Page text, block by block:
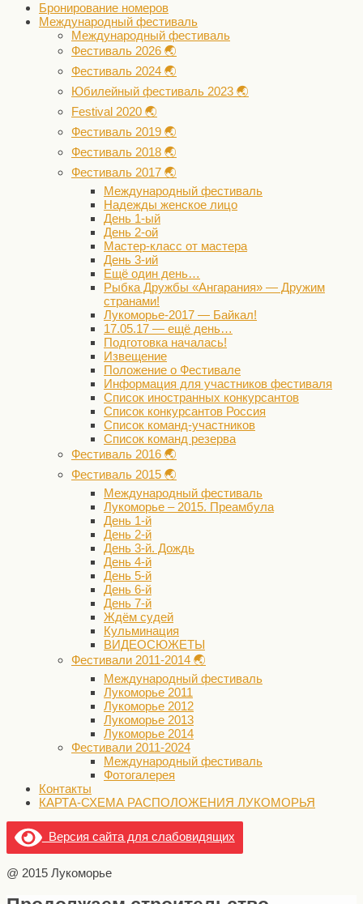
Бронирование номеров
Международный фестиваль
Международный фестиваль
Фестиваль 2026 🌏
Фестиваль 2024 🌏
Юбилейный фестиваль 2023 🌏
Festival 2020 🌏
Фестиваль 2019 🌏
Фестиваль 2018 🌏
Фестиваль 2017 🌏
Международный фестиваль
Надежды женское лицо
День 1-ый
День 2-ой
Мастер-класс от мастера
День 3-ий
Ещё один день…
Рыбка Дружбы «Ангарания» — Дружим
странами!
Лукоморье-2017 — Байкал!
17.05.17 — ещё день…
Подготовка началась!
Извещение
Положение о Фестивале
Информация для участников фестиваля
Список иностранных конкурсантов
Список конкурсантов Россия
Список команд-участников
Список команд резерва
Фестиваль 2016 🌏
Фестиваль 2015 🌏
Международный фестиваль
Лукоморье – 2015. Преамбула
День 1-й
День 2-й
День 3-й. Дождь
День 4-й
День 5-й
День 6-й
День 7-й
Ждём судей
Кульминация
ВИДЕОСЮЖЕТЫ
Фестивали 2011-2014 🌏
Международный фестиваль
Лукоморье 2011
Лукоморье 2012
Лукоморье 2013
Лукоморье 2014
Фестивали 2011-2024
Международный фестиваль
Фотогалерея
Контакты
КАРТА-СХЕМА РАСПОЛОЖЕНИЯ ЛУКОМОРЬЯ
Версия сайта для слабовидящих
@ 2015 Лукоморье